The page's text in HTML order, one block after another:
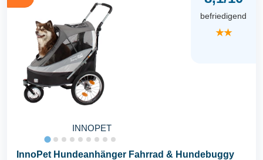
INNOPET
befriedigend
★★
InnoPet Hundeanhänger Fahrrad & Hundebuggy